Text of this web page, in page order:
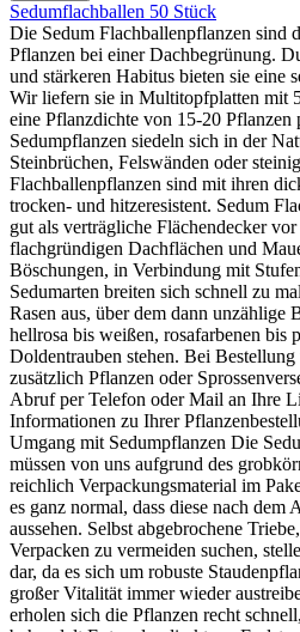
Sedumflachballen 50 Stück
Die Sedum Flachballenpflanzen sind
Pflanzen bei einer Dachbegrünung.
und stärkeren Habitus bieten sie eine
Wir liefern sie in Multitopfplatten mit
eine Pflanzdichte von 15-20 Pflanzen
Sedumpflanzen siedeln sich in der
Steinbrüchen, Felswänden oder
Flachballenpflanzen sind mit ihren
trocken- und hitzeresistent. Sedum
gut als verträgliche Flächendecker
flachgründigen Dachflächen und
Böschungen, in Verbindung mit
Sedumarten breiten sich schnell zu
Rasen aus, über dem dann unzählige
hellrosa bis weißen, rosafarbenen bis
Doldentrauben stehen. Bei
zusätzlich Pflanzen oder
Abruf per Telefon oder Mail an Ihre
Informationen zu Ihrer
Umgang mit Sedumpflanzen Die
müssen von uns aufgrund des
reichlich Verpackungsmaterial im
es ganz normal, dass diese nach dem
aussehen. Selbst abgebrochene
Verpacken zu vermeiden suchen,
dar, da es sich um robuste
großer Vitalität immer wieder
erholen sich die Pflanzen recht